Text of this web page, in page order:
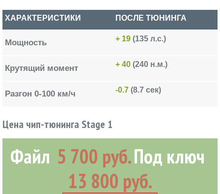
ХАРАКТЕРИСТИКИ ПОСЛЕ ТЮНИНГА
Мощность + 19 (135 л.с.)
Крутящий момент + 40 (240 н.м.)
Разгон 0-100 км/ч -0.7 (8.7 сек)
Цена чип-тюнинга Stage 1
Файл 5 700 руб.Под ключ
13 800 руб.